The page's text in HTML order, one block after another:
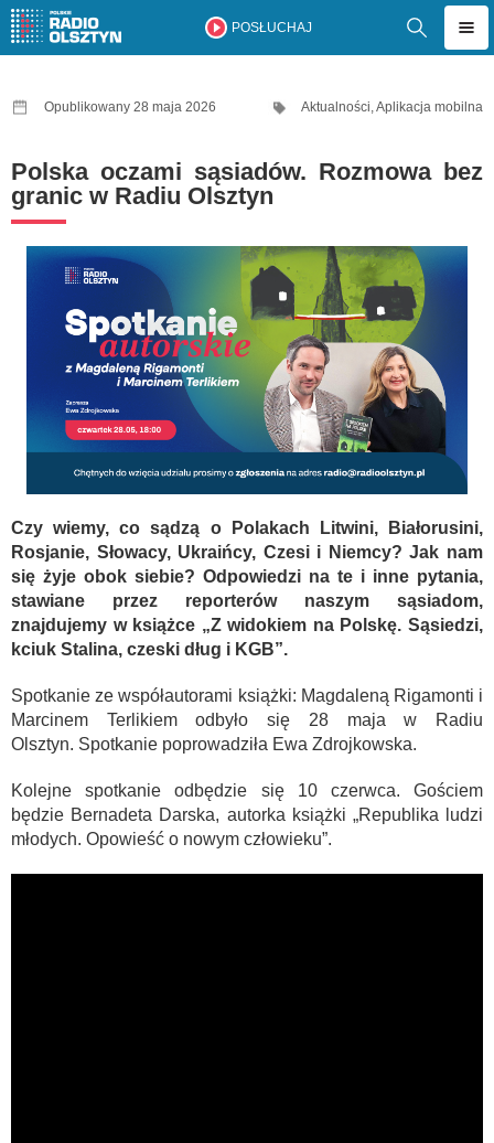
POSŁUCHAJ
Opublikowany 28 maja 2026 Aktualności,Aplikacja mobilna
Polska oczami sąsiadów. Rozmowa bez
granic w Radiu Olsztyn
Czy wiemy, co sądzą o Polakach Litwini, Białorusini,
Rosjanie, Słowacy, Ukraińcy, Czesi i Niemcy? Jak nam
się żyje obok siebie? Odpowiedzi na te i inne pytania,
stawiane przez reporterów naszym sąsiadom,
znajdujemy w książce „Z widokiem na Polskę. Sąsiedzi,
kciuk Stalina, czeski dług i KGB”.
Spotkanie ze współautorami książki: Magdaleną Rigamonti i
Marcinem Terlikiem odbyło się 28 maja w Radiu
Olsztyn. Spotkanie poprowadziła Ewa Zdrojkowska.
Kolejne spotkanie odbędzie się 10 czerwca. Gościem
będzie Bernadeta Darska, autorka książki „Republika ludzi
młodych. Opowieść o nowym człowieku”.